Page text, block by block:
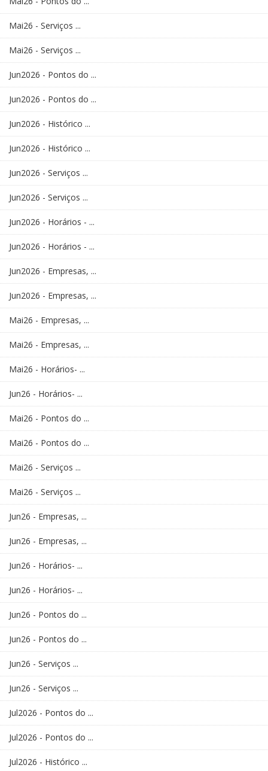
Mai26 - Serviços ...
Mai26 - Serviços ...
Jun2026 - Pontos do ...
Jun2026 - Pontos do ...
Jun2026 - Histórico ...
Jun2026 - Histórico ...
Jun2026 - Serviços ...
Jun2026 - Serviços ...
Jun2026 - Horários - ...
Jun2026 - Horários - ...
Jun2026 - Empresas, ...
Jun2026 - Empresas, ...
Mai26 - Empresas, ...
Mai26 - Empresas, ...
Mai26 - Horários- ...
Jun26 - Horários- ...
Mai26 - Pontos do ...
Mai26 - Pontos do ...
Mai26 - Serviços ...
Mai26 - Serviços ...
Jun26 - Empresas, ...
Jun26 - Empresas, ...
Jun26 - Horários- ...
Jun26 - Horários- ...
Jun26 - Pontos do ...
Jun26 - Pontos do ...
Jun26 - Serviços ...
Jun26 - Serviços ...
Jul2026 - Pontos do ...
Jul2026 - Pontos do ...
Jul2026 - Histórico ...